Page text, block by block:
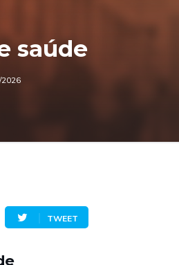
saúde
2026
TWEET